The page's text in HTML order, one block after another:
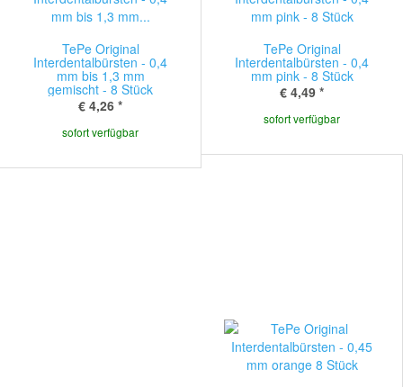
TePe Original
Interdentalbürsten - 0,4
mm bis 1,3 mm
gemischt - 8 Stück
€ 4,26 *
sofort verfügbar
TePe Original
Interdentalbürsten - 0,4
mm pink - 8 Stück
€ 4,49 *
sofort verfügbar